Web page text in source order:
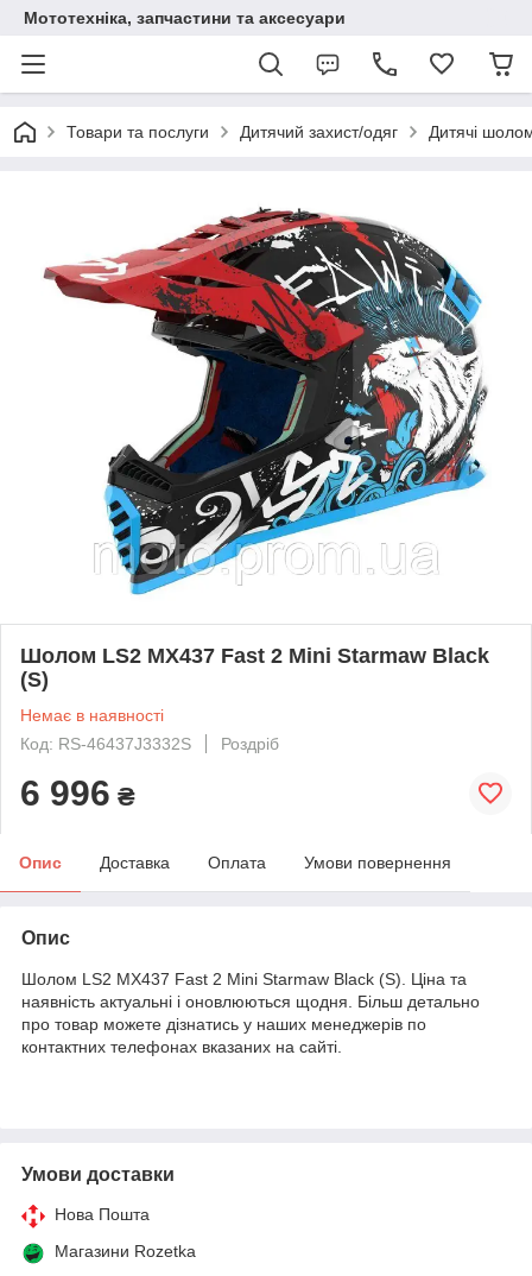
Мототехніка, запчастини та аксесуари
Товари та послуги Дитячий захист/одяг Дитячі
Шолом LS2 MX437 Fast 2 Mini Starmaw Black
(S)
Немає в наявності
Код: RS-46437J3332S
Роздріб
6 996 ₴
Опис Доставка Оплата Умови повернення
Опис
Шолом LS2 MX437 Fast 2 Mini Starmaw Black (S). Ціна та
наявність актуальні і оновлюються щодня. Більш детально
про товар можете дізнатись у наших менеджерів по
контактних телефонах вказаних на сайті.
Умови доставки
Нова Пошта
Магазини Rozetka